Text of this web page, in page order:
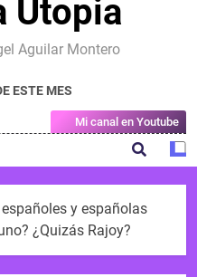
Utopia
Aguilar Montero
ESTE MES
Mi canal en Youtube
y españolas
¿Quizás Rajoy?